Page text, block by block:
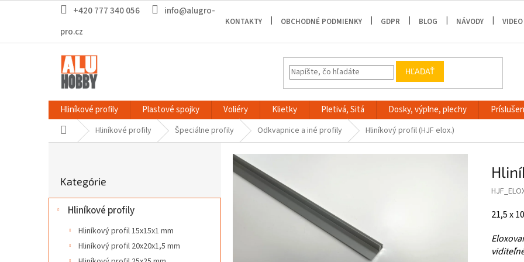
+420 777 340 056
info@alugro-
pro.cz
KONTAKTY OBCHODNÉ PODMIENKY GDPR BLOG NÁVODY VIDEO
HĽADAŤ
Hliníkové profily Plastové spojky Voliéry Klietky Pletivá, Sitá Dosky, výplne, plechy
DomovHliníkové profily Špeciálne profily Odkvapnice a iné profily Hliníkový profil (HJF elox.)
ý
kategórie
Kategórie
Hliníkové profily
Hliníkový profil 15x15x1 mm
Hliníkový profil 20x20x1,5 mm
21,5 x